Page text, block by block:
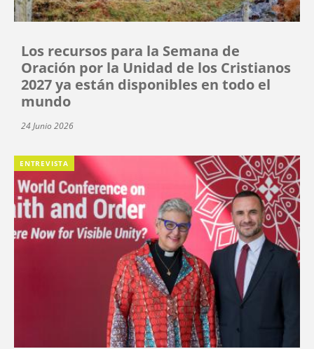
Los recursos para la Semana de
Oración por la Unidad de los Cristianos
2027 ya están disponibles en todo el
mundo
24 Junio 2026
ENTREVISTA